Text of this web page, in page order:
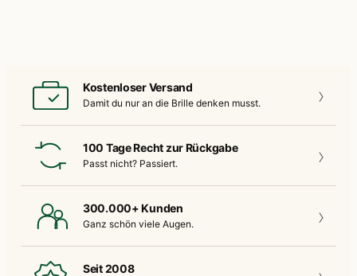
Kostenloser Versand
Damit du nur an die Brille denken musst.
100 Tage Recht zur Rückgabe
Passt nicht? Passiert.
300.000+ Kunden
Ganz schön viele Augen.
Seit 2008